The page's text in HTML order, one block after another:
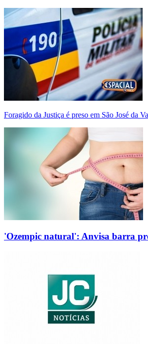
Foragido da Justiça é preso em São José da
'Ozempic natural': Anvisa barra